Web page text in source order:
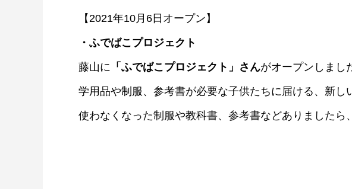
【2021年10月6日オープン】
・ふでばこプロジェクト
藤山に 「ふでばこプロジェクト」さんがオープンしまし
学用品や制服、参考書が必要な子供たちに届ける、新し
使わなくなった制服や教科書、参考書などありましたら